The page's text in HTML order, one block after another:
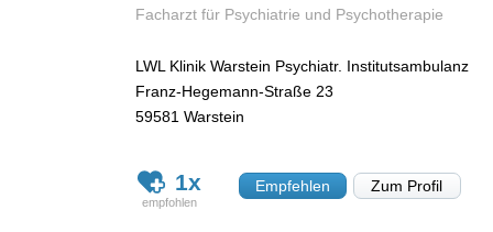
Facharzt für Psychiatrie und Psychotherapie
LWL Klinik Warstein Psychiatr. Institutsambulanz
Franz-Hegemann-Straße 23
59581 Warstein
1x Empfehlen Zum Profil